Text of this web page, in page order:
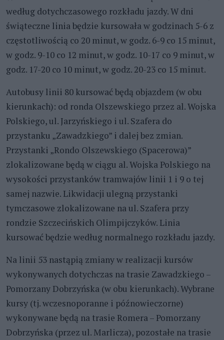
według dotychczasowego rozkładu jazdy. W dni
świąteczne linia będzie kursowała w godzinach 5-6 z
częstotliwością co 20 minut, w godz. 6-9 co 15 minut,
w godz. 9-10 co 12 minut, w godz. 10-17 co 9 minut, w
godz. 17-20 co 10 minut, w godz. 20-23 co 15 minut.
Autobusy linii 80 kursować będą objazdem (w obu
kierunkach): od ronda Olszewskiego przez al. Wojska
Polskiego, ul. Jarzyńskiego i ul. Szafera do
przystanku „Zawadzkiego” i dalej bez zmian.
Przystanki „Rondo Olszewskiego (Spacerowa)”
zlokalizowane będą w ciągu al. Wojska Polskiego na
wysokości przystanków tramwajów linii 1 i 9 o tej
samej nazwie. Likwidacji ulegną przystanki
tymczasowe zlokalizowane na ul. Szafera przy
rondzie Szczecińskich Olimpijczyków. Linia
kursować będzie według normalnego rozkładu jazdy.
Na linii 53 nastąpią zmiany w realizacji kursów
wykonywanych dotychczas na trasie Zawadzkiego –
Pomorzany Dobrzyńska (w obu kierunkach). Wybrane
kursy (tj. wczesnoporanne i późnowieczorne)
wykonywane będą na trasie Romera – Pomorzany
Dobrzyńska (przez ul. Marlicza), pozostałe na trasie